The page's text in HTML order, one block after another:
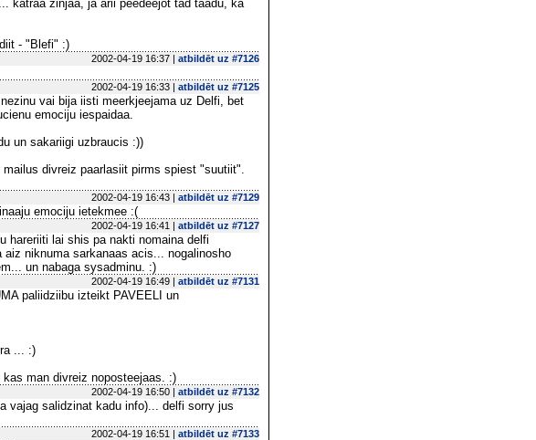
katraa zinjaa, ja arii peedeejot tad taadu, ka
- "Blefi" :)
2002-04-19 16:37 | atbildēt uz #7126
2002-04-19 16:33 | atbildēt uz #7125
vai bija iisti meerkjeejama uz Delfi, bet
emociju iespaidaa.
un sakariigi uzbraucis :))
divreiz paarlasiit pirms spiest "suutiit".
2002-04-19 16:43 | atbildēt uz #7129
emociju ietekmee :(
2002-04-19 16:41 | atbildēt uz #7127
hareriiti lai shis pa nakti nomaina delfi
niknuma sarkanaas acis... nogalinosho
un nabaga sysadminu. :)
2002-04-19 16:49 | atbildēt uz #7131
paliidziibu izteikt PAVEELI un
... :)
man divreiz noposteejaas. :)
2002-04-19 16:50 | atbildēt uz #7132
vajag salidzinat kadu info)... delfi sorry jus
2002-04-19 16:51 | atbildēt uz #7133